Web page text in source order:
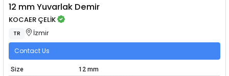
12 mm Yuvarlak Demir
KOCAER ÇELİK
TR İzmir
Contact Us
Size
12 mm